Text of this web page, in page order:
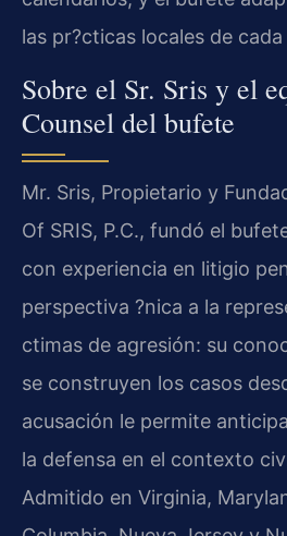
las pr?cticas locales de
Sobre el Sr. Sris y el
Counsel del bufete
Mr. Sris, Propietario y
Of SRIS, P.C., fundó el
con experiencia en litigio
perspectiva ?nica a la
ctimas de agresión: su
se construyen los casos
acusación le permite
la defensa en el contexto
Admitido en Virginia,